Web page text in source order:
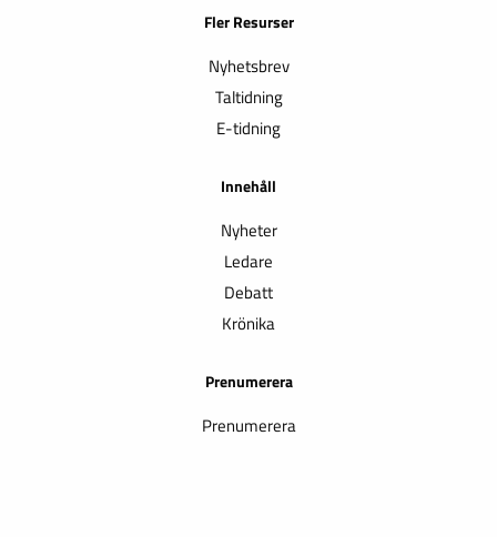
Fler Resurser
Nyhetsbrev
Taltidning
E-tidning
Innehåll
Nyheter
Ledare
Debatt
Krönika
Prenumerera
Prenumerera